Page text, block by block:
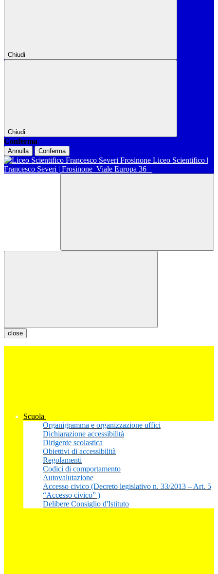
Chiudi
Chiudi
Conferma
Annulla Conferma
Liceo Scientifico |
Francesco Severi | Frosinone Viale Europa 36
close
Scuola
Organigramma e organizzazione uffici
Dichiarazione accessibilità
Dirigente scolastica
Obiettivi di accessibilità
Regolamenti
Codici di comportamento
Autovalutazione
Accesso civico (Decreto legislativo n. 33/2013 – Art. 5
“Accesso civico” )
Delibere Consiglio d'Istituto